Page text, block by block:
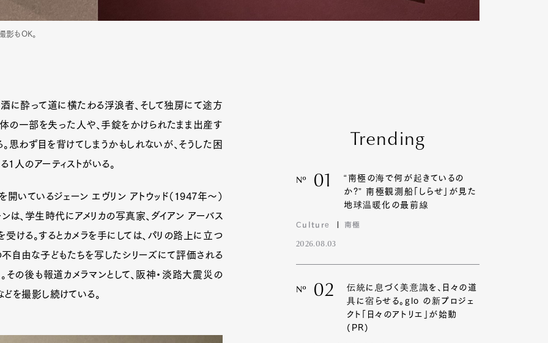
影もOK。
に酔って道に横たわる浮浪者、そして独房にて途方
一部を失った人や、手錠をかけられたまま出産す
思わず目を背けてしまうかもしれないが、そうした困
人のアーティストがいる。
いているジェーン エヴリン アトウッド（1947年〜）
は、学生時代にアメリカの写真家、ダイアン アーバス
ける。するとカメラを手にしては、パリの路上に立つ
自由な子どもたちを写したシリーズにて評価される
その後も報道カメラマンとして、阪神・淡路大震災の
を撮影し続けている。
Trending
Nº 01
“南極の海で何が起きているの
か?” 南極観測船「しらせ」が見た
地球温暖化の最前線
Culture 南極
2026.08.03
Nº 02
伝統に息づく美意識を、日々の道
具に宿らせる。glo の新プロジェ
クト「日々のアトリエ」が始動
(PR)